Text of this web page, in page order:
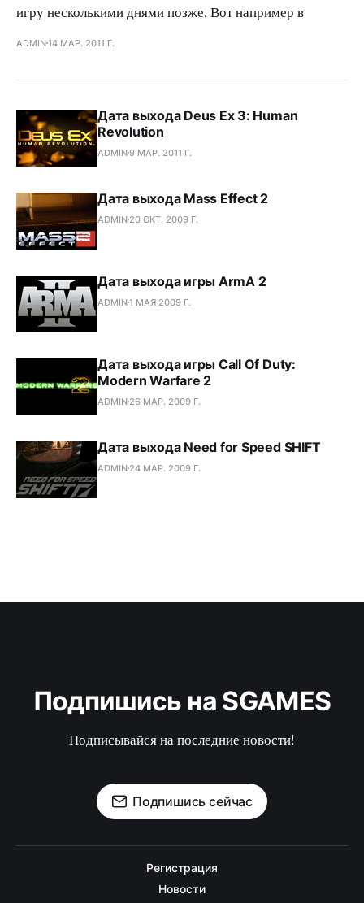
игру несколькими днями позже. Вот например в
ADMIN14 МАР. 2011 Г.
Дата выхода Deus Ex 3: Human
Revolution
ADMIN9 МАР. 2011 Г.
Дата выхода Mass Effect 2
ADMIN 20 ОКТ. 2009 Г.
Дата выхода игры ArmA 2
ADMIN1 МАЯ 2009 Г.
Дата выхода игры Call Of Duty:
Modern Warfare 2
ADMIN 26 МАР. 2009 Г.
Дата выхода Need for Speed SHIFT
ADMIN 24 МАР. 2009 Г.
Подпишись на SGAMES
Подписывайся на последние новости!
Подпишись сейчас
Регистрация
Новости